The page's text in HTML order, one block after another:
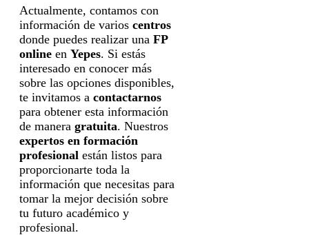
Actualmente, contamos con
información de varios centros
donde puedes realizar una FP
online en Yepes. Si estás
interesado en conocer más
sobre las opciones disponibles,
te invitamos a contactarnos
para obtener esta información
de manera gratuita. Nuestros
expertos en formación
profesional están listos para
proporcionarte toda la
información que necesitas para
tomar la mejor decisión sobre
tu futuro académico y
profesional.